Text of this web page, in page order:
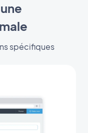
spécifiques